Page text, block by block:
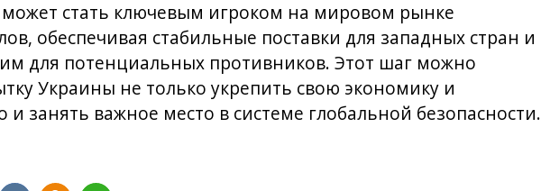
может стать ключевым игроком на мировом рынке
обеспечивая стабильные поставки для западных стран и
для потенциальных противников. Этот шаг можно
Украины не только укрепить свою экономику и
и занять важное место в системе глобальной безопасности.